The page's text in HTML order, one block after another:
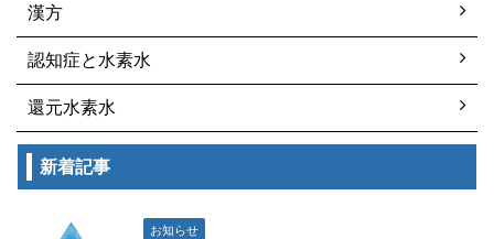
漢方
認知症と水素水
還元水素水
新着記事
お知らせ